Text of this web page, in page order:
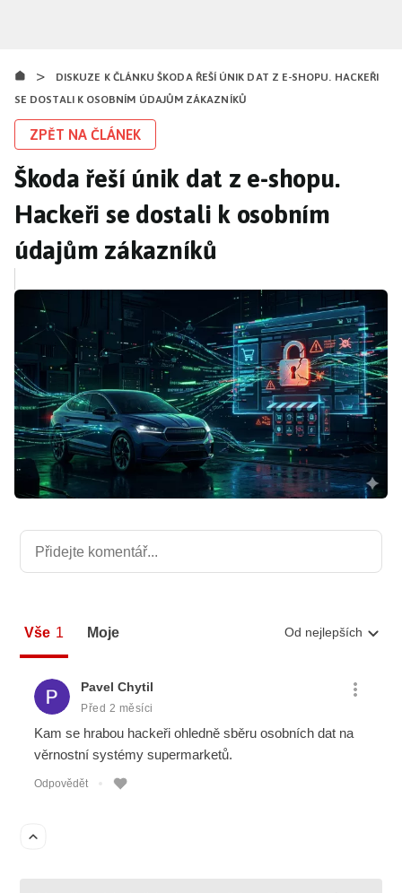
obsahu
>
DISKUZE K ČLÁNKU ŠKODA ŘEŠÍ ÚNIK DAT Z E-SHOPU. HACKEŘI
SE DOSTALI K OSOBNÍM ÚDAJŮM ZÁKAZNÍKŮ
ZPĚT NA ČLÁNEK
Škoda řeší únik dat z e-shopu.
Hackeři se dostali k osobním
údajům zákazníků